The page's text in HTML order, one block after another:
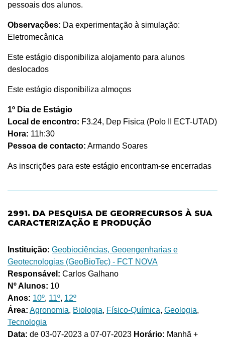
pessoais dos alunos.
Observações: Da experimentação à simulação:
Eletromecânica
Este estágio disponibiliza alojamento para alunos
deslocados
Este estágio disponibiliza almoços
1º Dia de Estágio
Local de encontro: F3.24, Dep Fisica (Polo II ECT-UTAD)
Hora: 11h:30
Pessoa de contacto: Armando Soares
As inscrições para este estágio encontram-se encerradas
2991. DA PESQUISA DE GEORRECURSOS À SUA
CARACTERIZAÇÃO E PRODUÇÃO
Instituição: Geobiociências, Geoengenharias e
Geotecnologias (GeoBioTec) - FCT NOVA
Responsável: Carlos Galhano
Nº Alunos: 10
Anos: 10º, 11º, 12º
Área: Agronomia, Biologia, Físico-Química, Geologia,
Tecnologia
Data: de 03-07-2023 a 07-07-2023 Horário: Manhã +